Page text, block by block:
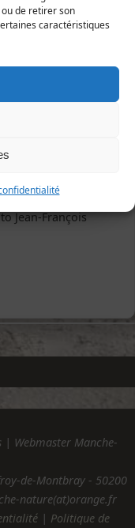
de retirer son
caractéristiques
Jean-François
Webmaster Manche-
de-Montbray - 50200
nature(at)orange.fr
| Politique de